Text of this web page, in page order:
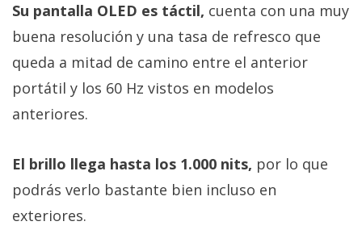
Su pantalla OLED es táctil, cuenta con una muy
buena resolución y una tasa de refresco que
queda a mitad de camino entre el anterior
portátil y los 60 Hz vistos en modelos
anteriores.
El brillo llega hasta los 1.000 nits, por lo que
podrás verlo bastante bien incluso en
exteriores.